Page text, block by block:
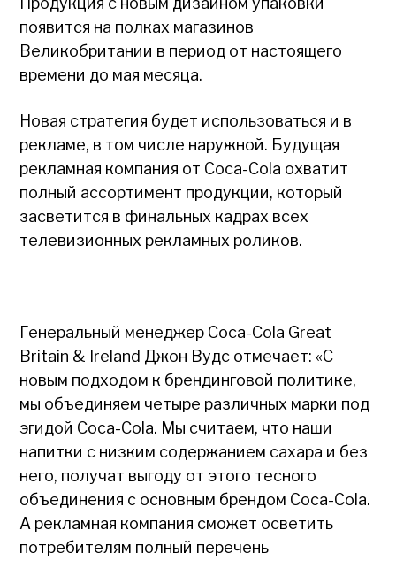
появится на полках магазинов
Великобритании в период от настоящего
времени до мая месяца.
Новая стратегия будет использоваться и в
рекламе, в том числе наружной. Будущая
рекламная компания от Coca-Cola охватит
полный ассортимент продукции, который
засветится в финальных кадрах всех
телевизионных рекламных роликов.
Генеральный менеджер Coca-Cola Great
Britain & Ireland Джон Вудс отмечает: «С
новым подходом к брендинговой политике,
мы объединяем четыре различных марки под
эгидой Coca-Cola. Мы считаем, что наши
напитки с низким содержанием сахара и без
него, получат выгоду от этого тесного
объединения с основным брендом Coca-Cola.
А рекламная компания сможет осветить
потребителям полный перечень